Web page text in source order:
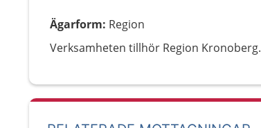
Ägarform: Region
Verksamheten tillhör Region Kronoberg.